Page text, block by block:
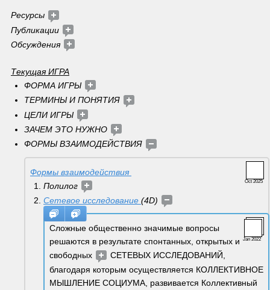
Ресурсы
Публикации
Обсуждения
Текущая ИГРА
ФОРМА ИГРЫ
ТЕРМИНЫ И ПОНЯТИЯ
ЦЕЛИ ИГРЫ
ЗАЧЕМ ЭТО НУЖНО
ФОРМЫ ВЗАИМОДЕЙСТВИЯ
Oct 2025
Формы взаимодействия
Полилог
Сетевое исследование (4D)
Jan 2022
Сложные общественно значимые вопросы
решаются в результате спонтанных, открытых и
свободных
СЕТЕВЫХ ИССЛЕДОВАНИЙ,
благодаря которым осуществляется КОЛЛЕКТИВНОЕ
МЫШЛЕНИЕ СОЦИУМА, развивается Коллективный